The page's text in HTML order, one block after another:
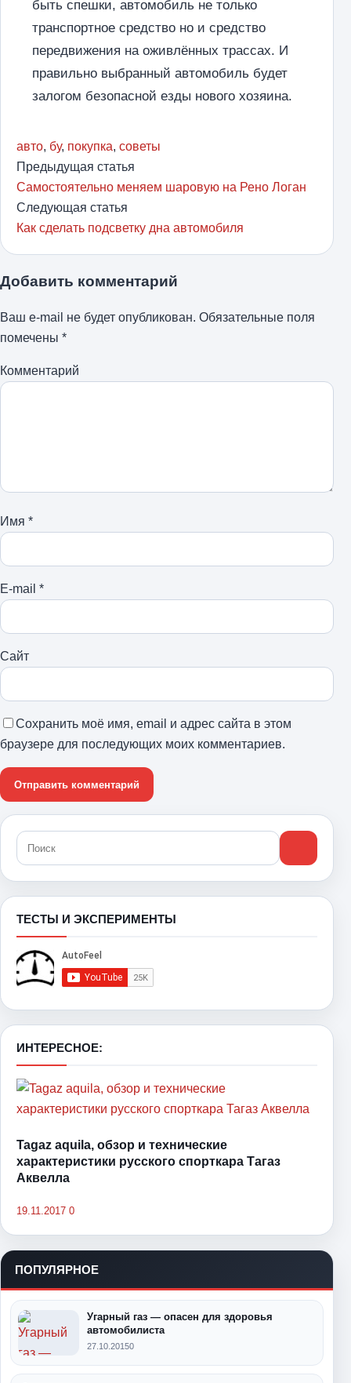
быть спешки, автомобиль не только
транспортное средство но и средство
передвижения на оживлённых трассах. И
правильно выбранный автомобиль будет
залогом безопасной езды нового хозяина.
авто, бу, покупка, советы
Предыдущая статья
Самостоятельно меняем шаровую на Рено Логан
Следующая статья
Как сделать подсветку дна автомобиля
Добавить комментарий
Ваш e-mail не будет опубликован. Обязательные поля
помечены *
Комментарий
Имя *
E-mail *
Сайт
Сохранить моё имя, email и адрес сайта в этом
браузере для последующих моих комментариев.
ТЕСТЫ И ЭКСПЕРИМЕНТЫ
ИНТЕРЕСНОЕ:
Tagaz aquila, обзор и технические
характеристики русского спорткара Тагаз
Аквелла
19.11.2017 0
ПОПУЛЯРНОЕ
Угарный газ — опасен для здоровья
автомобилиста
27.10.20150